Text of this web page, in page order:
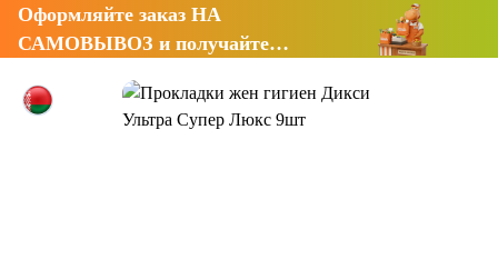
Оформляйте заказ НА
САМОВЫВОЗ и получайте